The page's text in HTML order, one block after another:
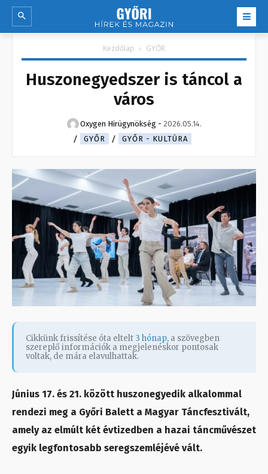
Kezdőlap GYŐR
Huszonegyedszer is táncol a
város
Oxygen Hirügynökség - 2026.05.14.
GYŐR
GYŐR - KULTÚRA
Cikkünk frissítése óta eltelt 3 hónap, a szövegben
szereplő információk a megjelenéskor pontosak
voltak, de mára elavulhattak.
Június 17. és 21. között huszonegyedik alkalommal
rendezi meg a Győri Balett a Magyar Táncfesztivált,
amely az elmúlt két évtizedben a hazai táncművészet
egyik legfontosabb seregszemléjévé vált.